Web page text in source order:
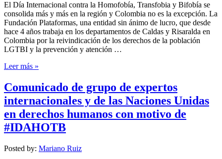
El Día Internacional contra la Homofobía, Transfobia y Bifobía se
consolida más y más en la región y Colombia no es la excepción. La
Fundación Plataformas, una entidad sin ánimo de lucro, que desde
hace 4 años trabaja en los departamentos de Caldas y Risaralda en
Colombia por la reivindicación de los derechos de la población
LGTBI y la prevención y atención …
Leer más »
Comunicado de grupo de expertos
internacionales y de las Naciones Unidas
en derechos humanos con motivo de
#IDAHOTB
Posted by: Mariano Ruiz